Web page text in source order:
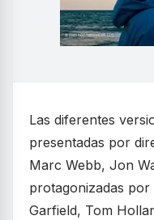
Las diferentes
presentadas por
Marc Webb, Jon
protagonizadas
Garfield, Tom